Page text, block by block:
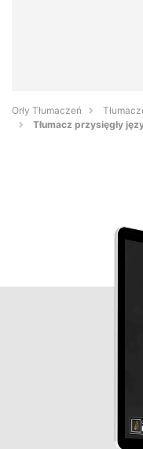
Orły Tłumaczeń
Tłumacz przysięgły